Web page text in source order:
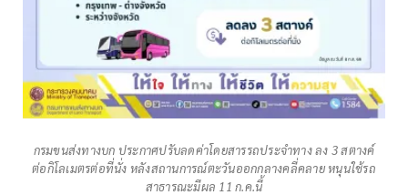
กรมขนส่งทางบก ประกาศปรับลดค่าโดยสารรถประจำทาง ลง 3 สตางค์
ต่อกิโลเมตรต่อที่นั่ง หลังสถานการณ์ตะวันออกกลางคลี่คลาย หนุนใช้รถ
สาธารณะมีผล 11 ก.ค.นี้